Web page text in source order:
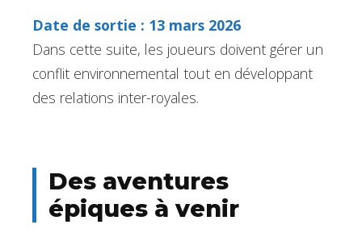
Date de sortie : 13 mars 2026
Dans cette suite, les joueurs doivent gérer un
conflit environnemental tout en développant
des relations inter-royales.
Des aventures
épiques à venir